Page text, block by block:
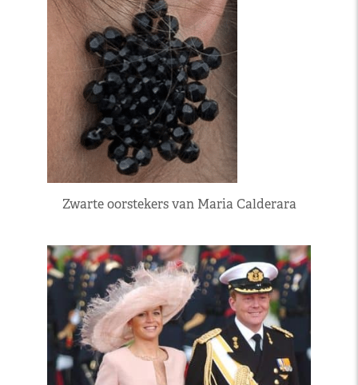
Zwarte oorstekers van Maria Calderara